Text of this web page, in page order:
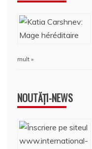
mult »
NOUTĂȚI-NEWS